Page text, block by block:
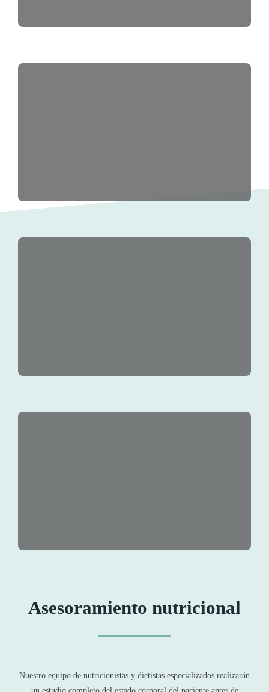
Asesoramiento nutricional
Nuestro equipo de nutricionistas y dietistas especializados realizarán